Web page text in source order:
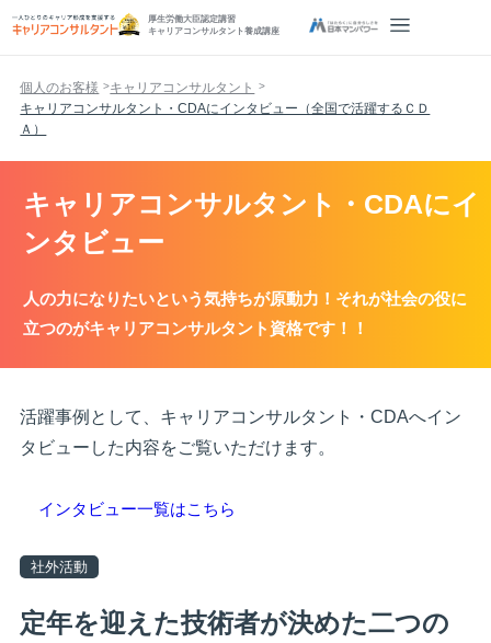
厚生労働大臣認定講習
キャリアコンサルタント養成講座
個人のお客様
キャリアコンサルタント
キャリアコンサルタント・CDAにインタビュー（全国で活躍するＣＤ
Ａ）
キャリアコンサルタント・CDAにイ
ンタビュー
人の力になりたいという気持ちが原動力！それが社会の役に
立つのがキャリアコンサルタント資格です！！
活躍事例として、キャリアコンサルタント・CDAへイン
タビューした内容をご覧いただけます。
インタビュー一覧はこちら
定年を迎えた技術者が決めた二つの
社外活動